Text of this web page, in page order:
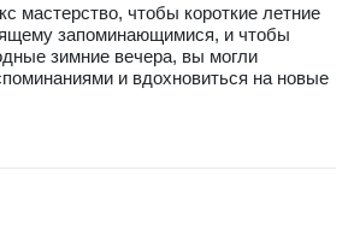
мастерство, чтобы короткие летние
запоминающимися, и чтобы
зимние вечера, вы могли
и вдохновиться на новые